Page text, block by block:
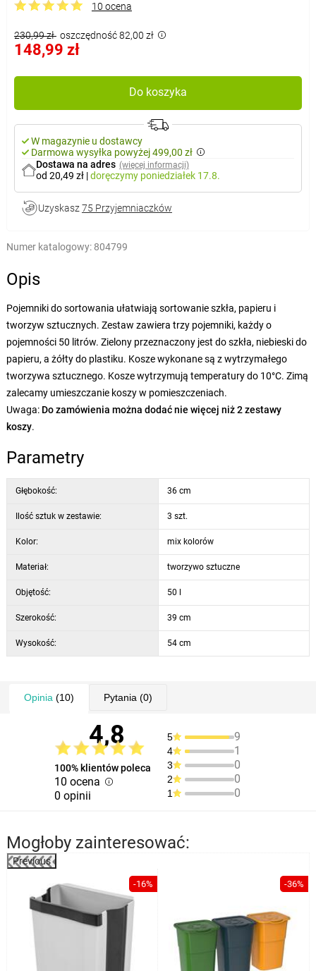
10 ocena
230,99 zł oszczędność 82,00 zł
148,99 zł
Do koszyka
W magazynie u dostawcy
Darmowa wysyłka powyżej 499,00 zł
Dostawa na adres (więcej informacji)
od 20,49 zł |doręczymy poniedziałek 17.8.
Uzyskasz 75 Przyjemniaczków
Numer katalogowy: 804799
Opis
Pojemniki do sortowania ułatwiają sortowanie szkła, papieru i
tworzyw sztucznych. Zestaw zawiera trzy pojemniki, każdy o
pojemności 50 litrów. Zielony przeznaczony jest do szkła, niebieski do
papieru, a żółty do plastiku. Kosze wykonane są z wytrzymałego
tworzywa sztucznego. Kosze wytrzymują temperatury do 10°C. Zimą
zalecamy umieszczanie koszy w pomieszczeniach.
Uwaga: Do zamówienia można dodać nie więcej niż 2 zestawy
koszy.
Parametry
Głębokość: 36 cm
Ilość sztuk w zestawie: 3 szt.
Kolor: mix kolorów
Materiał: tworzywo sztuczne
Objętość: 50 l
Szerokość: 39 cm
Wysokość: 54 cm
Opinia (10) Pytania (0)
4,8
100% klientów poleca
10 ocena
0 opinii
5 9
4 1
3 0
2 0
1 0
Mogłoby zainteresować:
Previous
-16% -36%